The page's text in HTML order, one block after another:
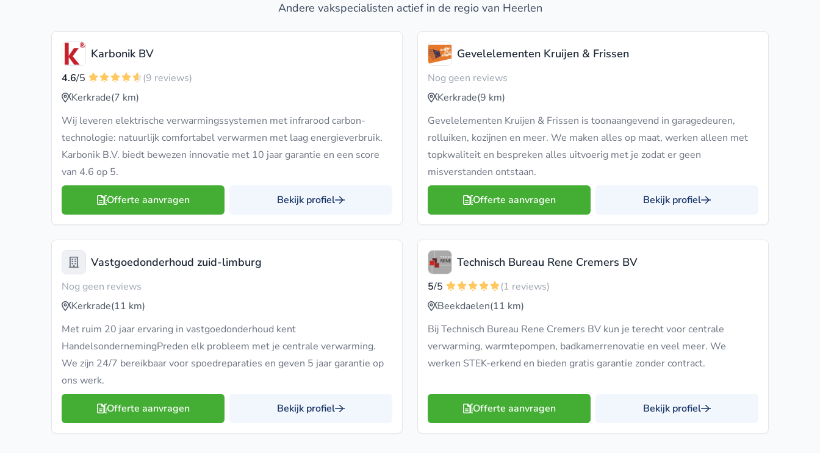
Andere vakspecialisten actief in de regio van Heerlen
Karbonik BV
4.6/5
(9 reviews)
Kerkrade(7 km)
Wij leveren elektrische verwarmingssystemen met infrarood carbon-
technologie: natuurlijk comfortabel verwarmen met laag energieverbruik.
Karbonik B.V. biedt bewezen innovatie met 10 jaar garantie en een score
van 4.6 op 5.
Offerte aanvragen Bekijk profiel
Gevelelementen Kruijen & Frissen
Nog geen reviews
Kerkrade(9 km)
Gevelelementen Kruijen & Frissen is toonaangevend in garagedeuren,
rolluiken, kozijnen en meer. We maken alles op maat, werken alleen met
topkwaliteit en bespreken alles uitvoerig met je zodat er geen
misverstanden ontstaan.
Offerte aanvragen Bekijk profiel
Vastgoedonderhoud zuid-limburg
Nog geen reviews
Kerkrade(11 km)
Met ruim 20 jaar ervaring in vastgoedonderhoud kent
HandelsondernemingPreden elk probleem met je centrale verwarming.
We zijn 24/7 bereikbaar voor spoedreparaties en geven 5 jaar garantie op
ons werk.
Offerte aanvragen Bekijk profiel
Technisch Bureau Rene Cremers BV
5/5
(1 reviews)
Beekdaelen(11 km)
Bij Technisch Bureau Rene Cremers BV kun je terecht voor centrale
verwarming, warmtepompen, badkamerrenovatie en veel meer. We
werken STEK-erkend en bieden gratis garantie zonder contract.
Offerte aanvragen Bekijk profiel